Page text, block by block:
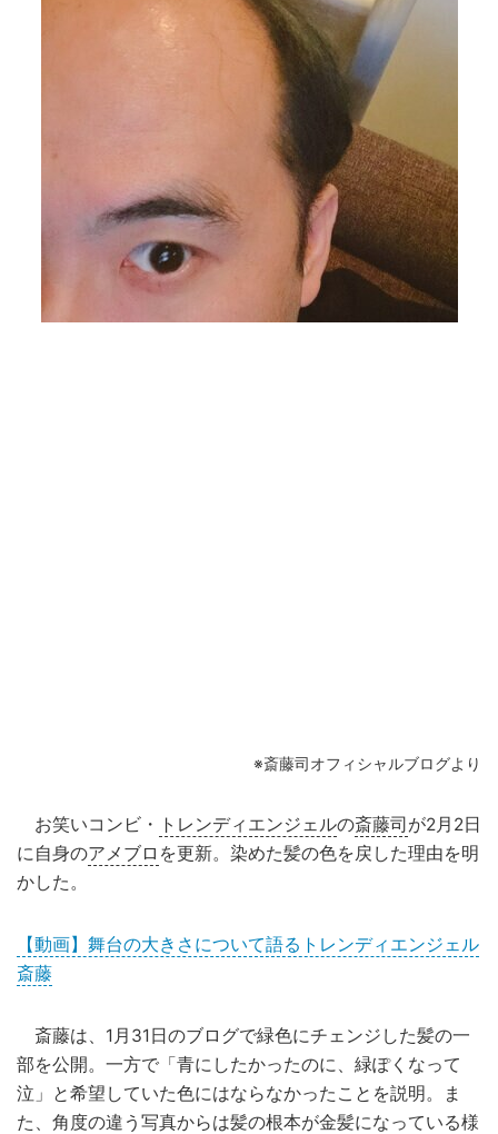
※斎藤司オフィシャルブログより
お笑いコンビ・ トレンディエンジェルの斎藤司が2月2日
に自身のアメブロ を更新。染めた髪の色を戻した理由を明
かした。
【動画】舞台の大きさについて語るトレンディエンジェル
斎藤
斎藤は、1月31日のブログで緑色にチェンジした髪の一
部を公開。一方で「青にしたかったのに、緑ぽくなって
泣」と希望していた色にはならなかったことを説明。ま
た、角度の違う写真からは髪の根本が金髪になっている様